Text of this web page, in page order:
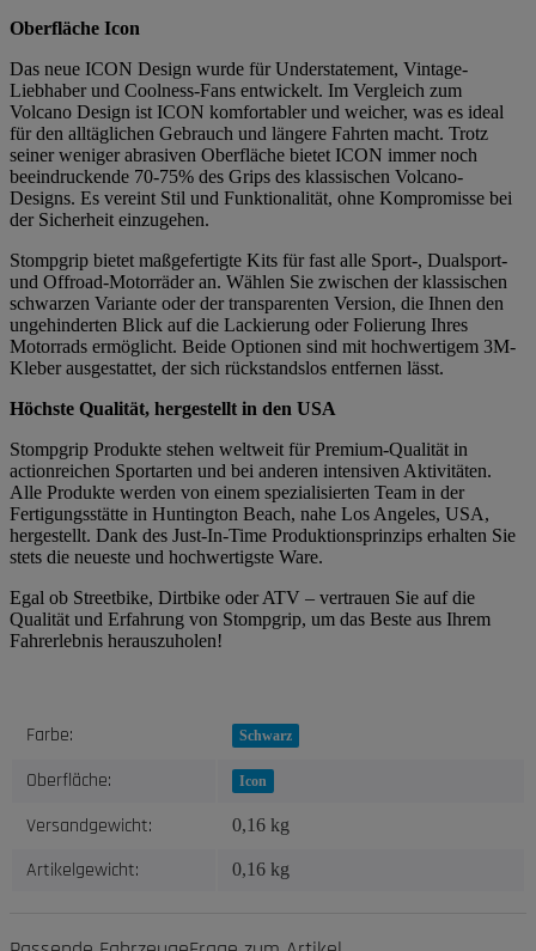
Oberfläche Icon
Das neue ICON Design wurde für Understatement, Vintage-
Liebhaber und Coolness-Fans entwickelt. Im Vergleich zum
Volcano Design ist ICON komfortabler und weicher, was es ideal
für den alltäglichen Gebrauch und längere Fahrten macht. Trotz
seiner weniger abrasiven Oberfläche bietet ICON immer noch
beeindruckende 70-75% des Grips des klassischen Volcano-
Designs. Es vereint Stil und Funktionalität, ohne Kompromisse bei
der Sicherheit einzugehen.
Stompgrip bietet maßgefertigte Kits für fast alle Sport-, Dualsport-
und Offroad-Motorräder an. Wählen Sie zwischen der klassischen
schwarzen Variante oder der transparenten Version, die Ihnen den
ungehinderten Blick auf die Lackierung oder Folierung Ihres
Motorrads ermöglicht. Beide Optionen sind mit hochwertigem 3M-
Kleber ausgestattet, der sich rückstandslos entfernen lässt.
Höchste Qualität, hergestellt in den USA
Stompgrip Produkte stehen weltweit für Premium-Qualität in
actionreichen Sportarten und bei anderen intensiven Aktivitäten.
Alle Produkte werden von einem spezialisierten Team in der
Fertigungsstätte in Huntington Beach, nahe Los Angeles, USA,
hergestellt. Dank des Just-In-Time Produktionsprinzips erhalten Sie
stets die neueste und hochwertigste Ware.
Egal ob Streetbike, Dirtbike oder ATV – vertrauen Sie auf die
Qualität und Erfahrung von Stompgrip, um das Beste aus Ihrem
Fahrerlebnis herauszuholen!
Produkteigenschaft
Wert
Farbe: Schwarz
Oberfläche: Icon
Versandgewicht: 0,16 kg
Artikelgewicht: 0,16 kg